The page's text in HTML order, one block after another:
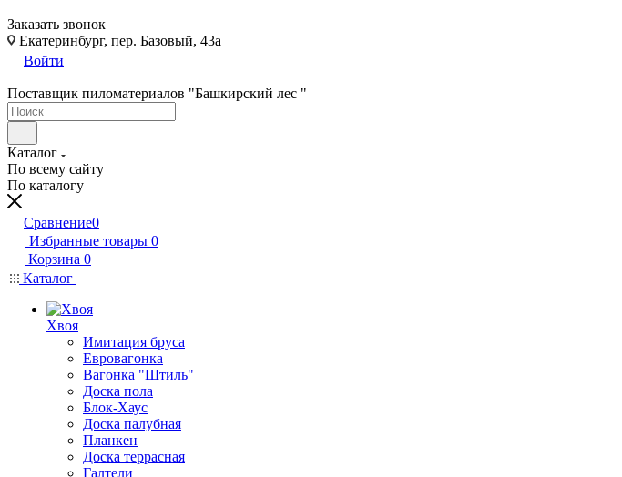
Заказать звонок
Екатеринбург, пер. Базовый, 43а
Войти
Поставщик пиломатериалов "Башкирский лес "
Каталог
По всему сайту
По каталогу
Сравнение0
Избранные товары 0
Корзина 0
Каталог
Хвоя
Имитация бруса
Евровагонка
Вагонка "Штиль"
Доска пола
Блок-Хаус
Доска палубная
Планкен
Доска террасная
Галтели